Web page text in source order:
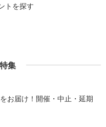
トを探す
集
お届け！開催・中止・延期